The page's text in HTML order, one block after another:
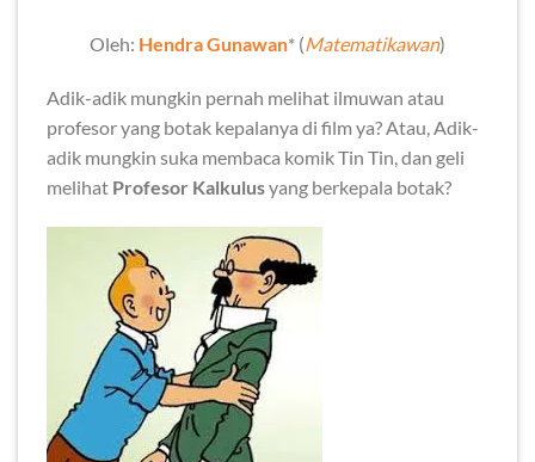
Oleh: Hendra Gunawan* (Matematikawan)
Adik-adik mungkin pernah melihat ilmuwan atau
profesor yang botak kepalanya di film ya? Atau, Adik-
adik mungkin suka membaca komik Tin Tin, dan geli
melihat Profesor Kalkulusyang berkepala botak?